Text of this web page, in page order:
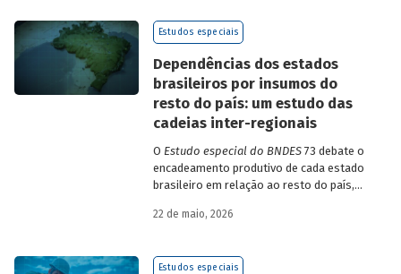
próximos meses no
Estudos especiais
Dependências dos estados
brasileiros por insumos do
resto do país: um estudo das
cadeias inter-regionais
O Estudo especial do BNDES73 debate o
encadeamento produtivo de cada estado
brasileiro em relação ao resto do país,
quanto o estímulo a um estado ou setor
metodologia de construção de matrizes
22 de maio, 2026
Estudos especiais